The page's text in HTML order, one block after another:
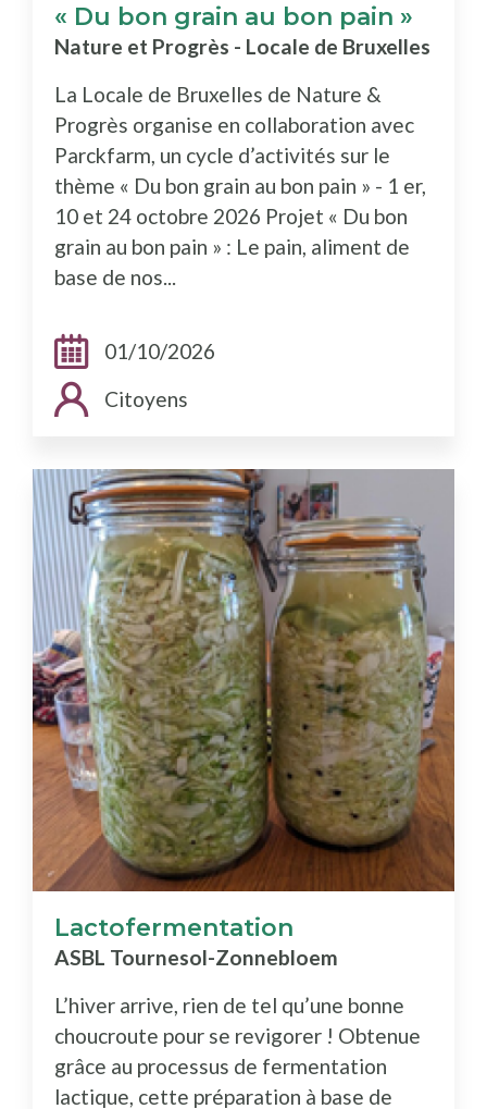
« Du bon grain au bon pain »
Nature et Progrès - Locale de Bruxelles
La Locale de Bruxelles de Nature &
Progrès organise en collaboration avec
Parckfarm, un cycle d’activités sur le
thème « Du bon grain au bon pain » - 1 er,
10 et 24 octobre 2026 Projet « Du bon
grain au bon pain » : Le pain, aliment de
base de nos...
Dates:01/10/2026
Public cible:
Citoyens
Lactofermentation
ASBL Tournesol-Zonnebloem
L’hiver arrive, rien de tel qu’une bonne
choucroute pour se revigorer ! Obtenue
grâce au processus de fermentation
lactique, cette préparation à base de